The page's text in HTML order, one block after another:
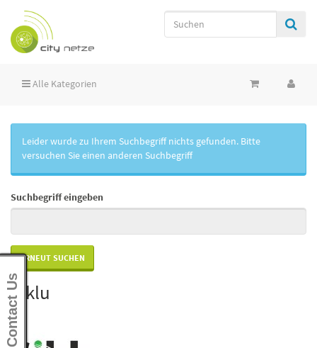
Alle Kategorien
Leider wurde zu Ihrem Suchbegriff nichts gefunden. Bitte
versuchen Sie einen anderen Suchbegriff
Suchbegriff eingeben
Siklu
Contact Us